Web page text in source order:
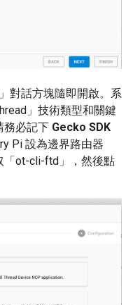
對話方塊隨即開啟。系
」技術類型和關鍵
務必記下 Gecko SDK
Pi 設為邊界路由器
ot-cli-ftd」
，然後點